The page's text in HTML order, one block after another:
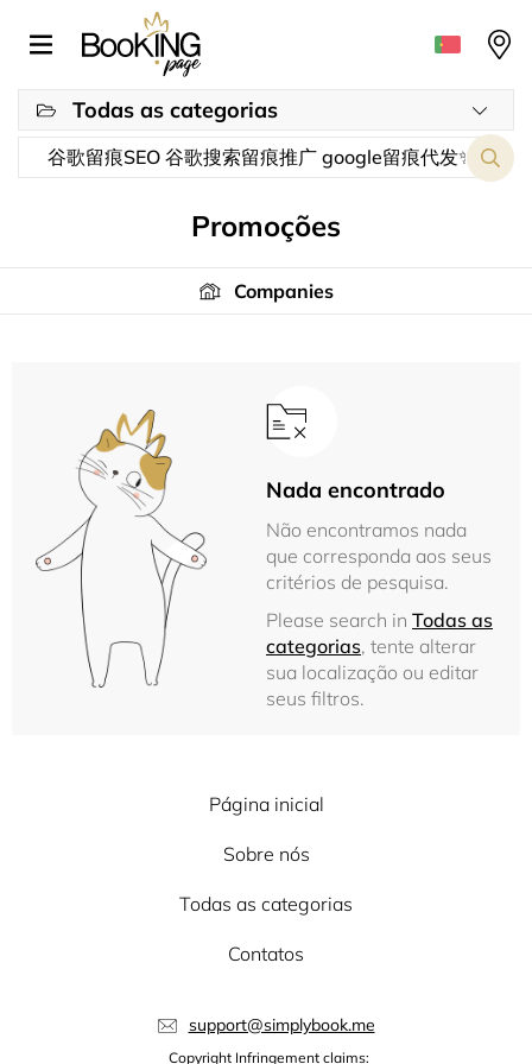
Todas as categorias
Promoções
Companies
Nada encontrado
Não encontramos nada
que corresponda aos seus
critérios de pesquisa.
Please search in Todas as
categorias, tente alterar
sua localização ou editar
seus filtros.
Página inicial
Sobre nós
Todas as categorias
Contatos
support@simplybook.me
Copyright Infringement claims: